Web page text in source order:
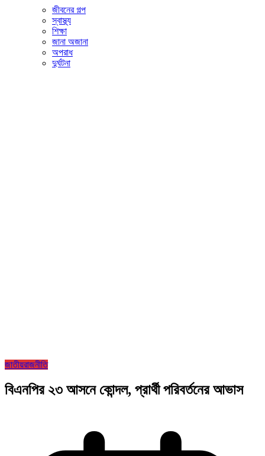
জীবনের গল্প
স্বাস্থ্য
শিক্ষা
জানা অজানা
অপরাধ
দুর্ঘটনা
জাতীয়রাজনীতি
বিএনপির ২৩ আসনে কোন্দল, প্রার্থী পরিবর্তনের আভাস